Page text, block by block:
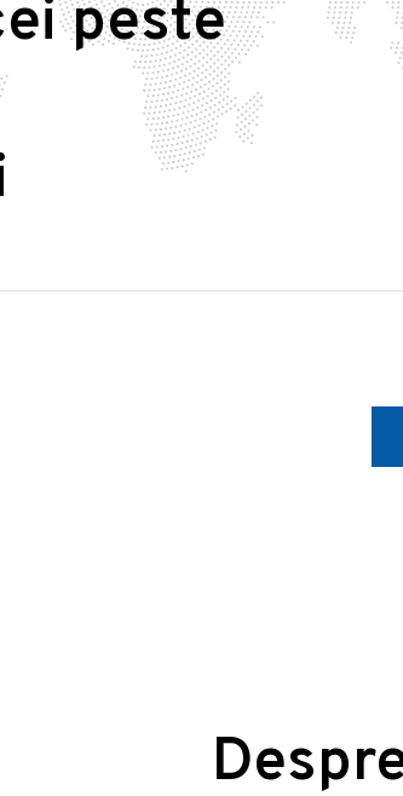
peste